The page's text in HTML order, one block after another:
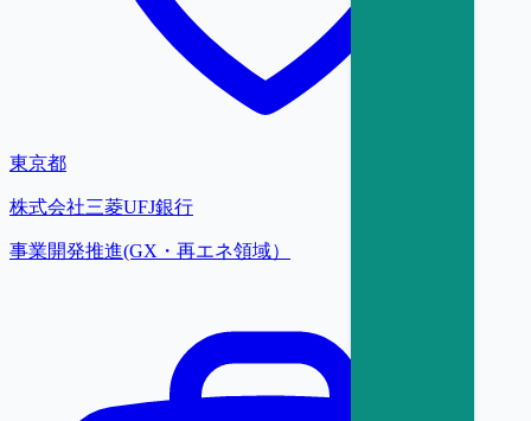
東京都
株式会社三菱UFJ銀行
事業開発推進(GX・再エネ領域）